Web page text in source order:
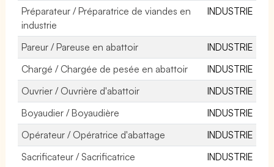
Préparateur / Préparatrice de viandes en
industrie
INDUSTRIE
Pareur / Pareuse en abattoir
INDUSTRIE
Chargé / Chargée de pesée en abattoir
INDUSTRIE
Ouvrier / Ouvrière d'abattoir
INDUSTRIE
Boyaudier / Boyaudière
INDUSTRIE
Opérateur / Opératrice d'abattage
INDUSTRIE
Sacrificateur / Sacrificatrice
INDUSTRIE